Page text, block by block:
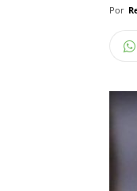
Por